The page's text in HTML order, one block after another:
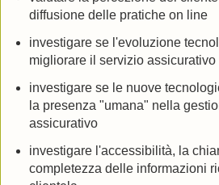
diffusione delle pratiche on line
investigare se l'evoluzione
migliorare il servizio assicurativo
investigare se le nuove
la presenza "umana" nella
assicurativo
investigare l'accessibilità, la
completezza delle informazioni